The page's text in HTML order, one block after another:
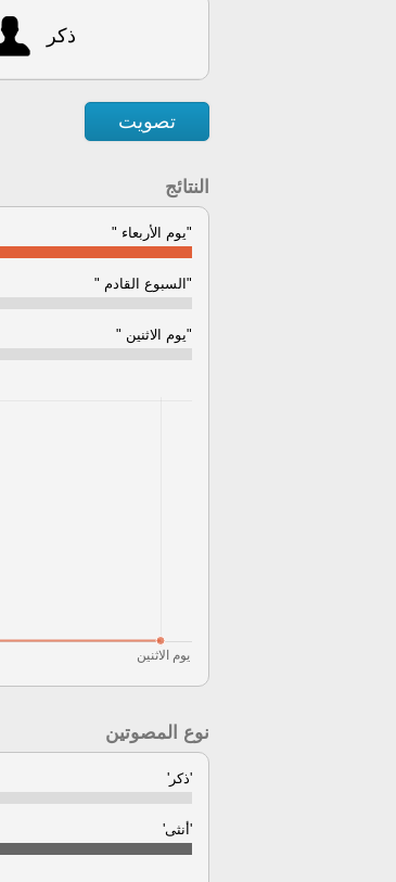
ذكر
تصويت
النتائج
"يوم الأربعاء "
"السبوع القادم "
"يوم الاثنين "
نوع المصوتين
'ذكر'
'أنثى'